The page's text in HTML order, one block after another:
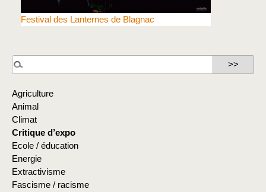
Festival des Lanternes de Blagnac
Agriculture
Animal
Climat
Critique d’expo
Ecole / éducation
Energie
Extractivisme
Fascisme / racisme